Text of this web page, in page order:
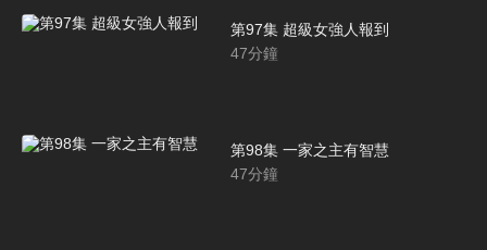
第97集 超級女強人報到
47分鐘
第98集 一家之主有智慧
47分鐘